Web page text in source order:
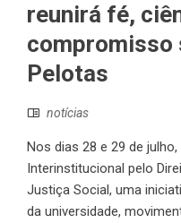
reunirá fé,
compromisso
Pelotas
notícias
Nos dias 28 e 29 de
Interinstitucional pelo
Justiça Social, uma
da universidade,